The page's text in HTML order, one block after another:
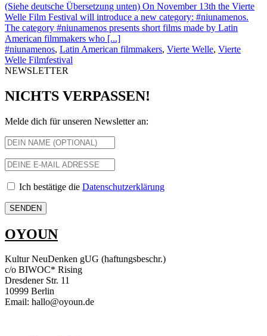
(Siehe deutsche Übersetzung unten) On November 13th the Vierte
Welle Film Festival will introduce a new category: #niunamenos.
The category #niunamenos presents short films made by Latin
American filmmakers who [...]
#niunamenos, Latin American filmmakers, Vierte Welle, Vierte
Welle Filmfestival
NEWSLETTER
NICHTS VERPASSEN!
Melde dich für unseren Newsletter an:
Ich bestätige die Datenschutzerklärung
OYOUN
Kultur NeuDenken gUG (haftungsbeschr.)
c/o BIWOC* Rising
Dresdener Str. 11
10999 Berlin
Email: hallo@oyoun.de